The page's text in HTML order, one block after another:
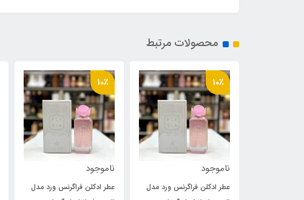
محصولات مرتبط
10٪
ناموجود
عطر ادکلن فراگرنس ورد مدل
10٪
ناموجود
عطر ادکلن فراگرنس ورد مدل